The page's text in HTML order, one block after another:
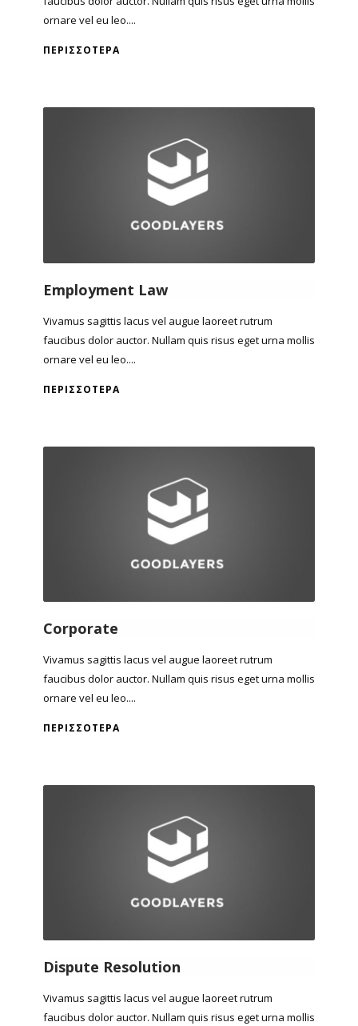
ornare vel eu leo....
ΠΕΡΙΣΣΌΤΕΡΑ
Employment Law
Vivamus sagittis lacus vel augue laoreet rutrum
faucibus dolor auctor. Nullam quis risus eget urna mollis
ornare vel eu leo....
ΠΕΡΙΣΣΌΤΕΡΑ
Corporate
Vivamus sagittis lacus vel augue laoreet rutrum
faucibus dolor auctor. Nullam quis risus eget urna mollis
ornare vel eu leo....
ΠΕΡΙΣΣΌΤΕΡΑ
Dispute Resolution
Vivamus sagittis lacus vel augue laoreet rutrum
faucibus dolor auctor. Nullam quis risus eget urna mollis